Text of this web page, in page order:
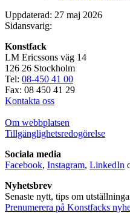
Uppdaterad: 27 maj 2026
Sidansvarig:
Konstfack
LM Ericssons väg 14
126 26 Stockholm
Tel: 08-450 41 00
Fax: 08 450 41 29
Kontakta oss
Om webbplatsen
Tillgänglighetsredogörelse
Sociala media
Facebook, Instagram, LinkedIn
Nyhetsbrev
Senaste nytt, tips om
Prenumerera på Konstfacks